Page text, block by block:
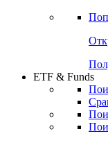
ETF & Funds